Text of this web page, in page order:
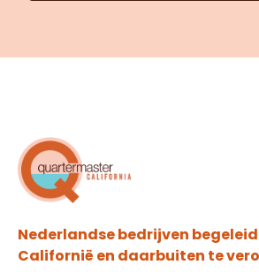
Nederlandse bedrijven
Californië en daarbuiten te